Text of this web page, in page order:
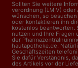
Sollten Sie weitere
verordnung (LMIV)
wünschen, so
oder kontaktieren ihn
kostenlos beantworten.
nutzen und Ihre Fragen
der
hautapotheke.de.
Geschäftszeiten
Sie dafür Verständnis,
des Artikels vor der